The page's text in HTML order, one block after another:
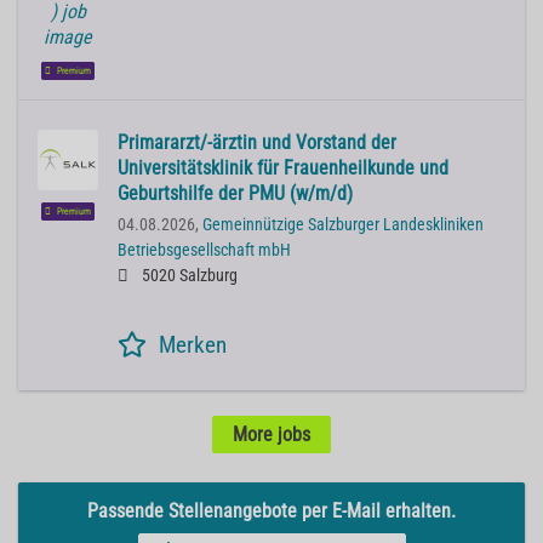
Premium
Premium
Primararzt/-ärztin und Vorstand der
Universitätsklinik für Frauenheilkunde und
Geburtshilfe der PMU (w/m/d)
04.08.2026, Gemeinnützige Salzburger Landeskliniken
Betriebsgesellschaft mbH
5020 Salzburg
Merken
More jobs
Passende Stellenangebote per E-Mail erhalten.